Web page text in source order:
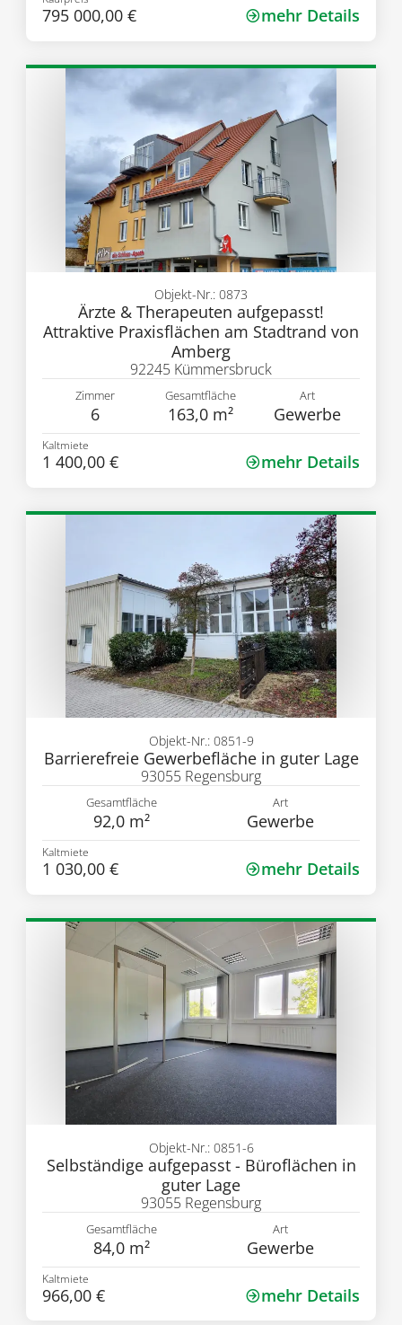
795 000,00 € mehr Details
Ärzte & Therapeuten aufgepasst!
Attraktive Praxisflächen am Stadtrand von
Amberg
Objekt-Nr.: 0873
92245 Kümmersbruck
Zimmer
6
Gesamtfläche
163,0 m²
Art
Gewerbe
Kaltmiete
1 400,00 € mehr Details
Barrierefreie Gewerbefläche in guter Lage
Objekt-Nr.: 0851-9
93055 Regensburg
Gesamtfläche
92,0 m²
Art
Gewerbe
Kaltmiete
1 030,00 € mehr Details
Selbständige aufgepasst - Büroflächen in
guter Lage
Objekt-Nr.: 0851-6
93055 Regensburg
Gesamtfläche
84,0 m²
Art
Gewerbe
Kaltmiete
966,00 € mehr Details